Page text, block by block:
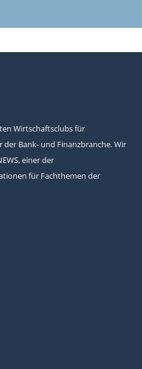
Wirtschaftsclubs für
Bank- und Finanzbranche. Wir
einer der
für Fachthemen der